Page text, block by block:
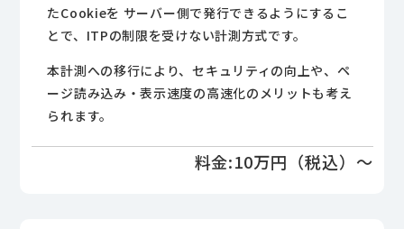
たCookieを サーバー側で発行できるようにするこ
とで、ITPの制限を受けない計測方式です。
本計測への移行により、セキュリティの向上や、ペ
ージ読み込み・表示速度の高速化のメリットも考え
られます。
料金:10万円（税込）～